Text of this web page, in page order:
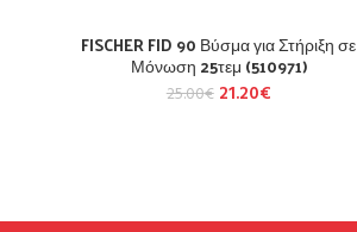
FISCHER FID 90 Βύσμα για Στήριξη σε
Μόνωση 25τεμ (510971)
25.00€ 21.20€